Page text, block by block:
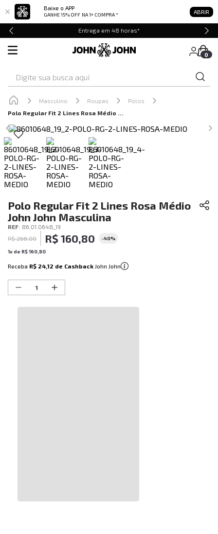
Baixe o APP
GANHE 15% OFF NA 1ª COMPRA * ABRIR
Entrega em 48 horas*
0
Masculino Roupas
Polos
Polo Regular Fit 2 Lines Rosa Médio John John Masculina
Polo Regular Fit 2 Lines Rosa Médio
John John Masculina
REF: 86.01.0648_19
R$ 268,00 R$ 160,80 -40%
1x de R$160 80
Receba R$ 24,12 de Cashback John John